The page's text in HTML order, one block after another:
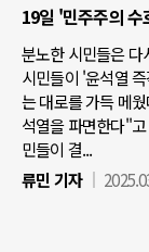
19일 '민주주의
분노한 시민들은 다
시민들이 '윤석열
는 대로를 가득 메
석열을 파면한다"
민들이 결...
류민 기자